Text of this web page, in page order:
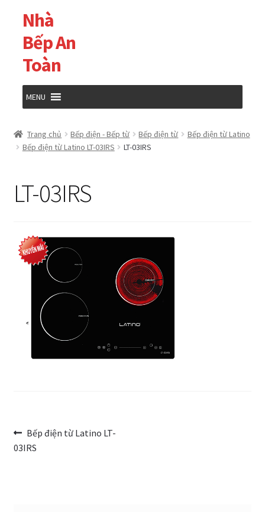
Đi
đến
Điều
hướng
Chuyển
đến
nội
dung
Nhà
Bếp An
Toàn
MENU
Cửa hàng
Giỏ hàng
Thanh toán
Trang Mẫu
Trang chủ Bếp điện - Bếp từ Bếp điện từ
Bếp điện từ Latino
Bếp điện từ Latino LT-03IRS
LT-03IRS
LT-03IRS
Điều
hướng
Bài
trước:
Bếp điện từ Latino LT-
03IRS